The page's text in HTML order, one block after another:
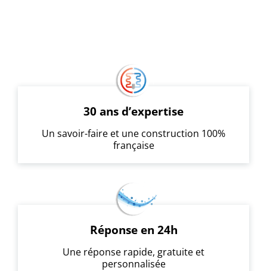
30 ans d’expertise
Un savoir-faire et une construction 100%
française
Réponse en 24h
Une réponse rapide, gratuite et
personnalisée